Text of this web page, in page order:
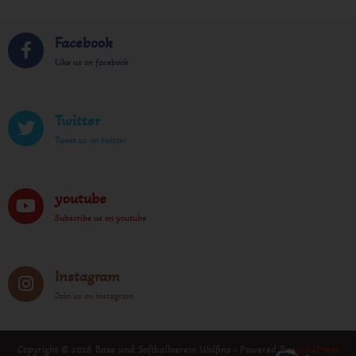
Facebook
Like us on facebook
Twitter
Tweet us on twitter
youtube
Subscribe us on youtube
Instagram
Join us on instagram
Copyright © 2026 Base und Softballverein Wolfins - Powered ByWordPress